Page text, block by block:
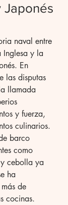
Japonés
naval entre
Inglesa y la
En
las disputas
llamada
y fuerza,
culinarios.
barco
como
cebolla ya
ha
de
cocinas.